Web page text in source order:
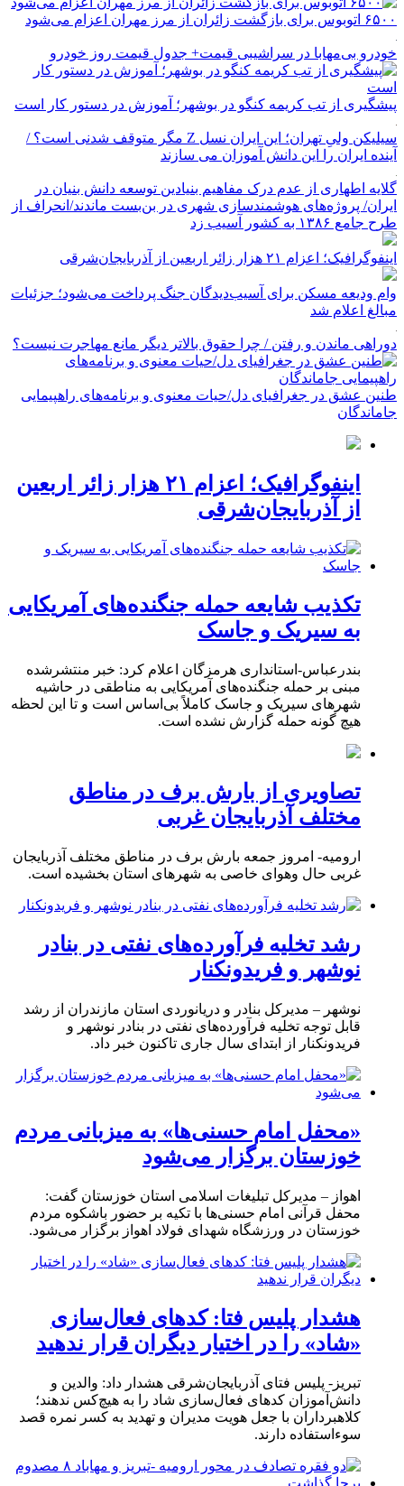
۶۵۰۰ اتوبوس برای بازگشت زائران از مرز مهران اعزام می‌شود
خودرو بی‌مهابا در سراشیبی قیمت+ جدول قیمت روز خودرو
پیشگیری از تب کریمه کنگو در بوشهر؛ آموزش در دستور کار است
سیلیکن ولیِ تهران؛ این ایران نسل Z مگر متوقف شدنی است؟ /
آینده ایران را این دانش آموزان می سازند
گلایه اطهاری از عدم درک مفاهیم بنیادین توسعه دانش بنیان در
ایران/ پروژه‌های هوشمندسازی شهری در بن‌بست ماندند/انحراف از
طرح جامع ۱۳۸۶ به کشور آسیب زد
اینفوگرافیک؛ اعزام ۲۱ هزار زائر اربعین از آذربایجان‌شرقی
وام ودیعه مسکن برای آسیب‌دیدگان جنگ پرداخت می‌شود؛ جزئیات
مبالغ اعلام شد
دوراهی ماندن و رفتن / چرا حقوق بالاتر دیگر مانع مهاجرت نیست؟
طنین عشق در جغرافیای دل/حیات معنوی و برنامه‌های راهپیمایی
جاماندگان
اینفوگرافیک؛ اعزام ۲۱ هزار زائر اربعین
از آذربایجان‌شرقی
تکذیب شایعه حمله جنگنده‌های آمریکایی
به سیریک و جاسک
بندرعباس-استانداری هرمزگان اعلام کرد: خبر منتشرشده
مبنی بر حمله جنگنده‌های آمریکایی به مناطقی در حاشیه
شهرهای سیریک و جاسک کاملاً بی‌اساس است و تا این لحظه
هیچ گونه حمله گزارش نشده است.
تصاویری از بارش برف در مناطق
مختلف آذربایجان غربی
ارومیه- امروز جمعه بارش برف در مناطق مختلف آذربایجان
غربی حال وهوای خاصی به شهرهای استان بخشیده است.
رشد تخلیه فرآورده‌های نفتی در بنادر
نوشهر و فریدونکنار
نوشهر – مدیرکل بنادر و دریانوردی استان مازندران از رشد
قابل توجه تخلیه فرآورده‌های نفتی در بنادر نوشهر و
فریدونکنار از ابتدای سال جاری تاکنون خبر داد.
«محفل امام حسنی‌ها» به میزبانی مردم
خوزستان برگزار می‌شود
اهواز – مدیرکل تبلیغات اسلامی استان خوزستان گفت:
محفل قرآنی امام حسنی‌ها با تکیه بر حضور باشکوه مردم
خوزستان در ورزشگاه شهدای فولاد اهواز برگزار می‌شود.
هشدار پلیس فتا: کدهای فعال‌سازی
«شاد» را در اختیار دیگران قرار ندهید
تبریز- پلیس فتای آذربایجان‌شرقی هشدار داد: والدین و
دانش‌آموزان کدهای فعال‌سازی شاد را به هیچ‌کس ندهند؛
کلاهبرداران با جعل هویت مدیران و تهدید به کسر نمره قصد
سوءاستفاده دارند.